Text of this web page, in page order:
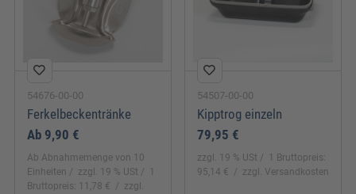
54676-00-00
Ferkelbeckentränke
Ab 9,90 €
Ab Abnahmemenge von 10
Einheiten
zzgl. 19 % USt
1
Bruttopreis: 11,78 €
zzgl.
54507-00-00
Kipptrog einzeln
79,95 €
zzgl. 19 % USt
1 Bruttopreis:
95,14 €
zzgl. Versandkosten